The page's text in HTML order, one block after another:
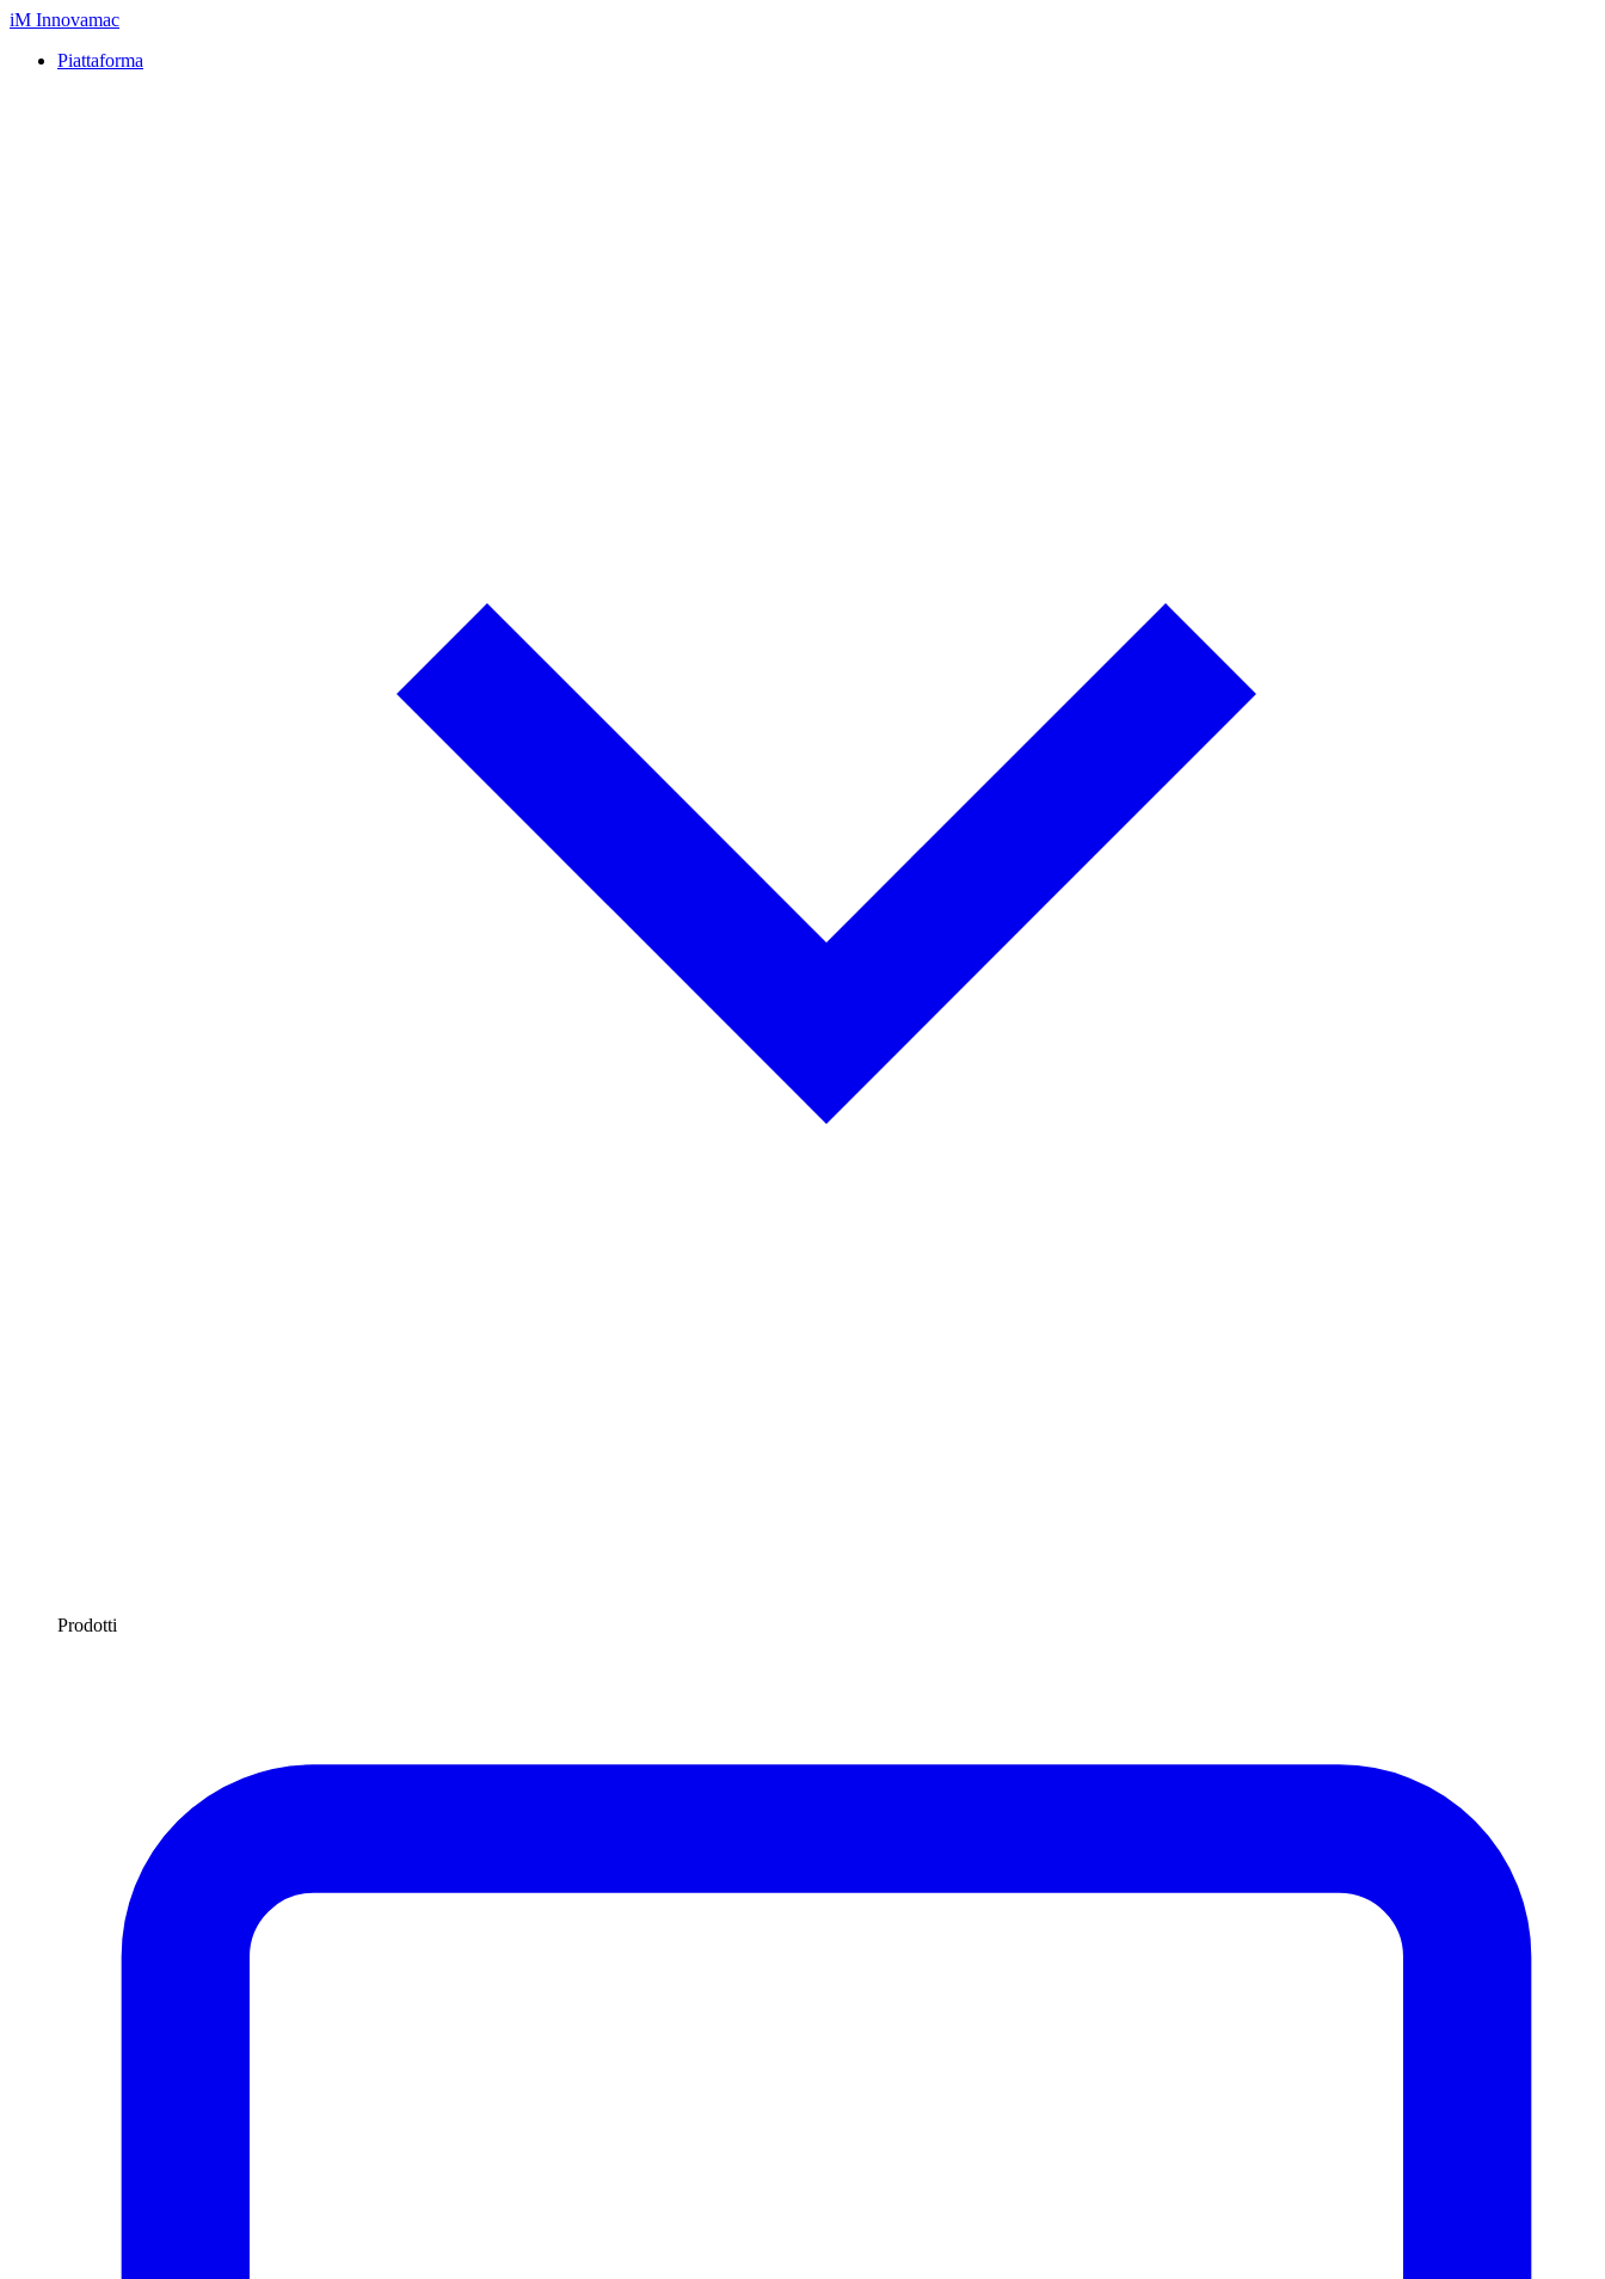
iM Innovamac
Piattaforma
Prodotti